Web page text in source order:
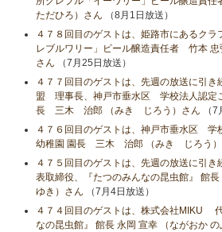
ただひろ）さん （8月1日放送）
４７８回目のゲストは、姫路市にあるク
レブルワリー」ビール醸造責任者 竹本 忠
さん （7月25日放送）
４７７回目のゲストは、先週の放送に引き
盟 理事長、神戸市垂水区 学校法人認定
長 三木 治郎 （みき じろう）さん （7
４７６回目のゲストは、神戸市垂水区
幼稚園 園長 三木 治郎 （みき じろう）
４７５回目のゲストは、先週の放送に引
表取締役、『たつのみんなの昆虫館』 館
ゆき）さん （7月4日放送）
４７４回目のゲストは、株式会社MIKU
なの昆虫館』 館長 永岡 宣幸 （ながおか